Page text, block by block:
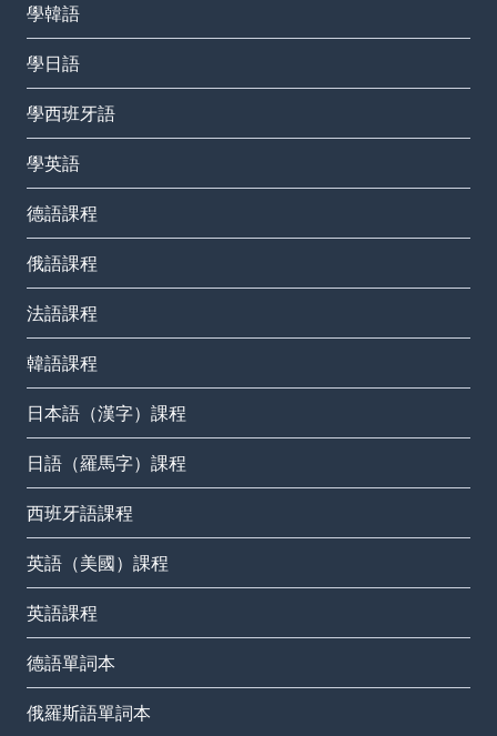
學韓語
學日語
學西班牙語
學英語
德語課程
俄語課程
法語課程
韓語課程
日本語（漢字）課程
日語（羅馬字）課程
西班牙語課程
英語（美國）課程
英語課程
德語單詞本
俄羅斯語單詞本